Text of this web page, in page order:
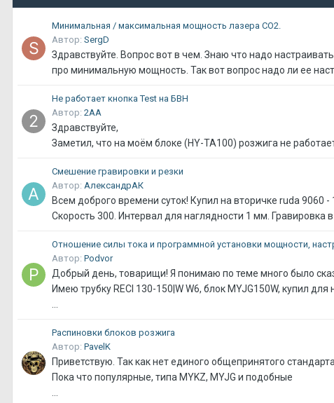
Минимальная / максимальная мощность лазера CO2.
Автор: SergD
Здравствуйте. Вопрос вот в чем. Знаю что надо
про минимальную мощность. Так вот вопрос надо ли ее
Не работает кнопка Test на БВН
Автор: 2АА
Здравствуйте,
Заметил, что на моём блоке (HY-TA100) розжига не
Смешение гравировки и резки
Автор: АлександрАК
Всем доброго времени суток! Купил на вторичке ruda 9060
Скорость 300. Интервал для наглядности 1 мм. Гравировка
Отношение силы тока и программной установки мощности,
Автор: Podvor
Добрый день, товарищи! Я понимаю по теме много было
Имею трубку RECI 130-150|W W6, блок MYJG150W, купил
Распиновки блоков розжига
Автор: PavelK
Приветствую. Так как нет единого общепринятого
Пока что популярные, типа MYKZ, MYJG и подобные